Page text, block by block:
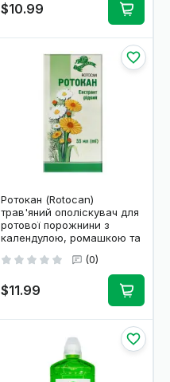
$10.99
Ротокан (Rotocan)
трав'яний ополіскувач для
ротової порожнини з
календулою, ромашкою та
(0)
$11.99